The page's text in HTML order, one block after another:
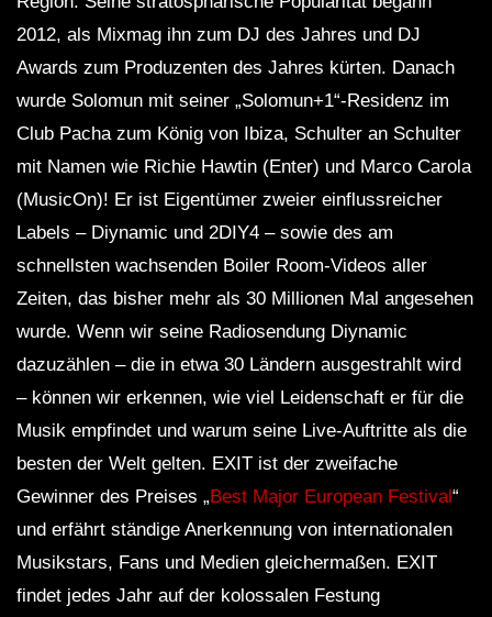
2012, als Mixmag ihn zum DJ des Jahres und DJ
Awards zum Produzenten des Jahres kürten. Danach
wurde Solomun mit seiner „Solomun+1“-Residenz im
Club Pacha zum König von Ibiza, Schulter an Schulter
mit Namen wie Richie Hawtin (Enter) und Marco Carola
(MusicOn)! Er ist Eigentümer zweier einflussreicher
Labels – Diynamic und 2DIY4 – sowie des am
schnellsten wachsenden Boiler Room-Videos aller
Zeiten, das bisher mehr als 30 Millionen Mal angesehen
wurde. Wenn wir seine Radiosendung Diynamic
dazuzählen – die in etwa 30 Ländern ausgestrahlt wird
– können wir erkennen, wie viel Leidenschaft er für die
Musik empfindet und warum seine Live-Auftritte als die
besten der Welt gelten. EXIT ist der zweifache
Gewinner des Preises „Best Major European Festival“
und erfährt ständige Anerkennung von internationalen
Musikstars, Fans und Medien gleichermaßen. EXIT
findet jedes Jahr auf der kolossalen Festung